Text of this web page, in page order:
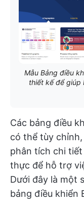
Mẫu Bảng điều
thiết kế để giúp
Các bảng điều
có thể tùy
phân tích chi
thực để hỗ trợ
Dưới đây là một
bảng điều khiển